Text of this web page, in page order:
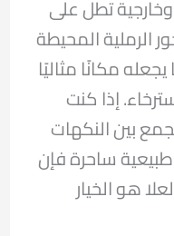
تطل على
الرملية المحيطة
مكانًا مثاليًا
إذا كنت
بين النكهات
ساحرة فإن
هو الخيار